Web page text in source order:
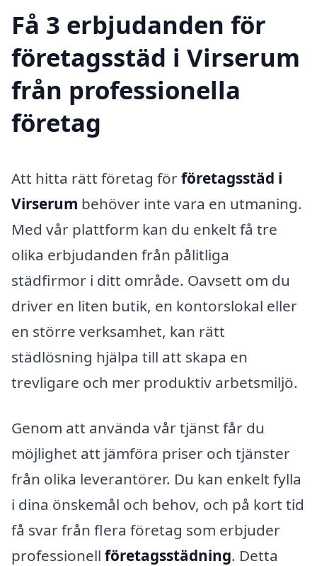
Få 3 erbjudanden för
företagsstäd i Virserum
från professionella
företag
Att hitta rätt företag förföretagsstäd i
Virserum behöver inte vara en utmaning.
Med vår plattform kan du enkelt få tre
olika erbjudanden från pålitliga
städfirmor i ditt område. Oavsett om du
driver en liten butik, en kontorslokal eller
en större verksamhet, kan rätt
städlösning hjälpa till att skapa en
trevligare och mer produktiv arbetsmiljö.
Genom att använda vår tjänst får du
möjlighet att jämföra priser och tjänster
från olika leverantörer. Du kan enkelt fylla
i dina önskemål och behov, och på kort tid
få svar från flera företag som erbjuder
professionell företagsstädning. Detta